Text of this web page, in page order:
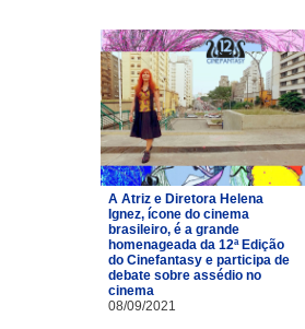
A Atriz e Diretora Helena
Ignez, ícone do cinema
brasileiro, é a grande
homenageada da 12ª Edição
do Cinefantasy e participa de
debate sobre assédio no
cinema
08/09/2021